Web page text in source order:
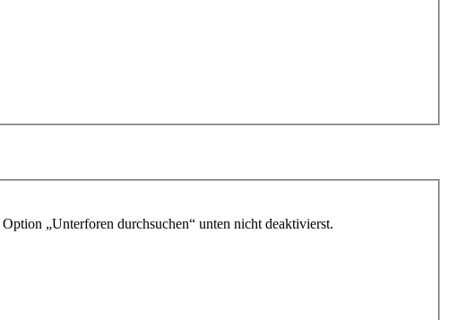
„Unterforen durchsuchen“ unten nicht deaktivierst.